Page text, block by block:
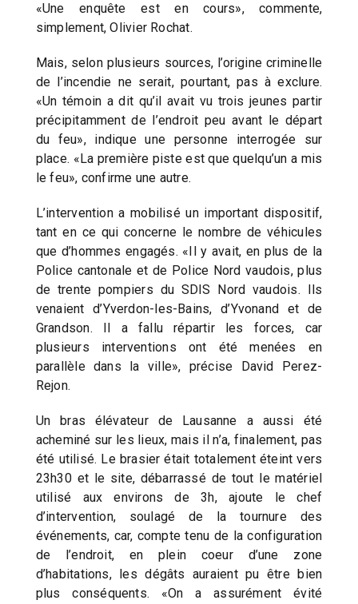
«Une enquête est en cours», commente,
simplement, Olivier Rochat.
Mais, selon plusieurs sources, l’origine criminelle
de l’incendie ne serait, pourtant, pas à exclure.
«Un témoin a dit qu’il avait vu trois jeunes partir
précipitamment de l’endroit peu avant le départ
du feu», indique une personne interrogée sur
place. «La première piste est que quelqu’un a mis
le feu», confirme une autre.
L’intervention a mobilisé un important dispositif,
tant en ce qui concerne le nombre de véhicules
que d’hommes engagés. «Il y avait, en plus de la
Police cantonale et de Police Nord vaudois, plus
de trente pompiers du SDIS Nord vaudois. Ils
venaient d’Yverdon-les-Bains, d’Yvonand et de
Grandson. Il a fallu répartir les forces, car
plusieurs interventions ont été menées en
parallèle dans la ville», précise David Perez-
Rejon.
Un bras élévateur de Lausanne a aussi été
acheminé sur les lieux, mais il n’a, finalement, pas
été utilisé. Le brasier était totalement éteint vers
23h30 et le site, débarrassé de tout le matériel
utilisé aux environs de 3h, ajoute le chef
d’intervention, soulagé de la tournure des
événements, car, compte tenu de la configuration
de l’endroit, en plein coeur d’une zone
d’habitations, les dégâts auraient pu être bien
plus conséquents. «On a assurément évité